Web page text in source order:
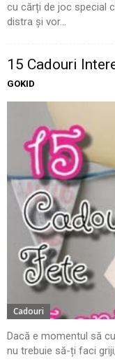
cu cărți de joc special
distra și vor...
15 Cadouri
GOKID
Cadouri
Dacă e momentul să
nu trebuie să-ți faci